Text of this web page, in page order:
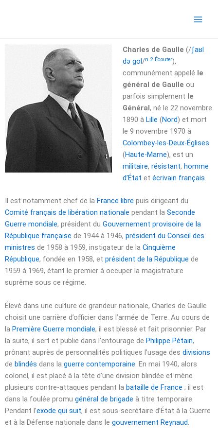
Charles de Gaulle (/ʃaʁl
də ɡol/n 2 Écouter),
communément appelé le
général de Gaulle ou
parfois simplement le
Général, né le 22 novembre
1890 à Lille (Nord) et mort
le 9 novembre 1970 à
Colombey-les-Deux-Églises
(Haute-Marne), est un
militaire, résistant, homme
d’État et écrivain français.
Il est notamment chef de la France libre puis dirigeant du
Comité français de libération nationale pendant la Seconde
Guerre mondiale, président du Gouvernement provisoire de la
République française de 1944 à 1946, président du Conseil des
ministres de 1958 à 1959, instigateur de la Cinquième
République, fondée en 1958, et président de la République de
1959 à 1969, étant le premier à occuper la magistrature
suprême sous ce régime.
Élevé dans une culture de grandeur nationale, Charles de Gaulle
choisit une carrière d’officier dans l’armée de Terre. Au cours de
la Première Guerre mondiale, il est blessé et fait prisonnier. Par
la suite, il sert et publie dans l’entourage de Philippe Pétain,
prônant auprès de personnalités politiques l’usage des divisions
de blindés dans la guerre contemporaine. En mai 1940, alors
colonel, il est placé à la tête d’une division blindée et mène
plusieurs contre-attaques pendant la bataille de France ; il est
dans la foulée promu général de brigade à titre temporaire.
Pendant l’exode qui suit, il est sous-secrétaire d’État à la Guerre
et à la Défense nationale dans le gouvernement Reynaud.